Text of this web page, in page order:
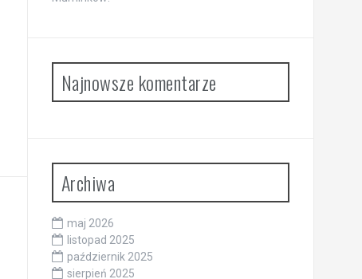
Najnowsze komentarze
Archiwa
maj 2026
listopad 2025
październik 2025
sierpień 2025